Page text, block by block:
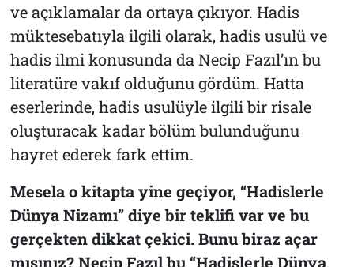
ve açıklamalar da ortaya çıkıyor. Hadis
müktesebatıyla ilgili olarak, hadis usulü ve
hadis ilmi konusunda da Necip Fazıl’ın bu
literatüre vakıf olduğunu gördüm. Hatta
eserlerinde, hadis usulüyle ilgili bir risale
oluşturacak kadar bölüm bulunduğunu
hayret ederek fark ettim.
Mesela o kitapta yine geçiyor, “Hadislerle
Dünya Nizamı” diye bir teklifi var ve bu
gerçekten dikkat çekici. Bunu biraz açar
mısınız? Necip Fazıl bu “Hadislerle Dünya